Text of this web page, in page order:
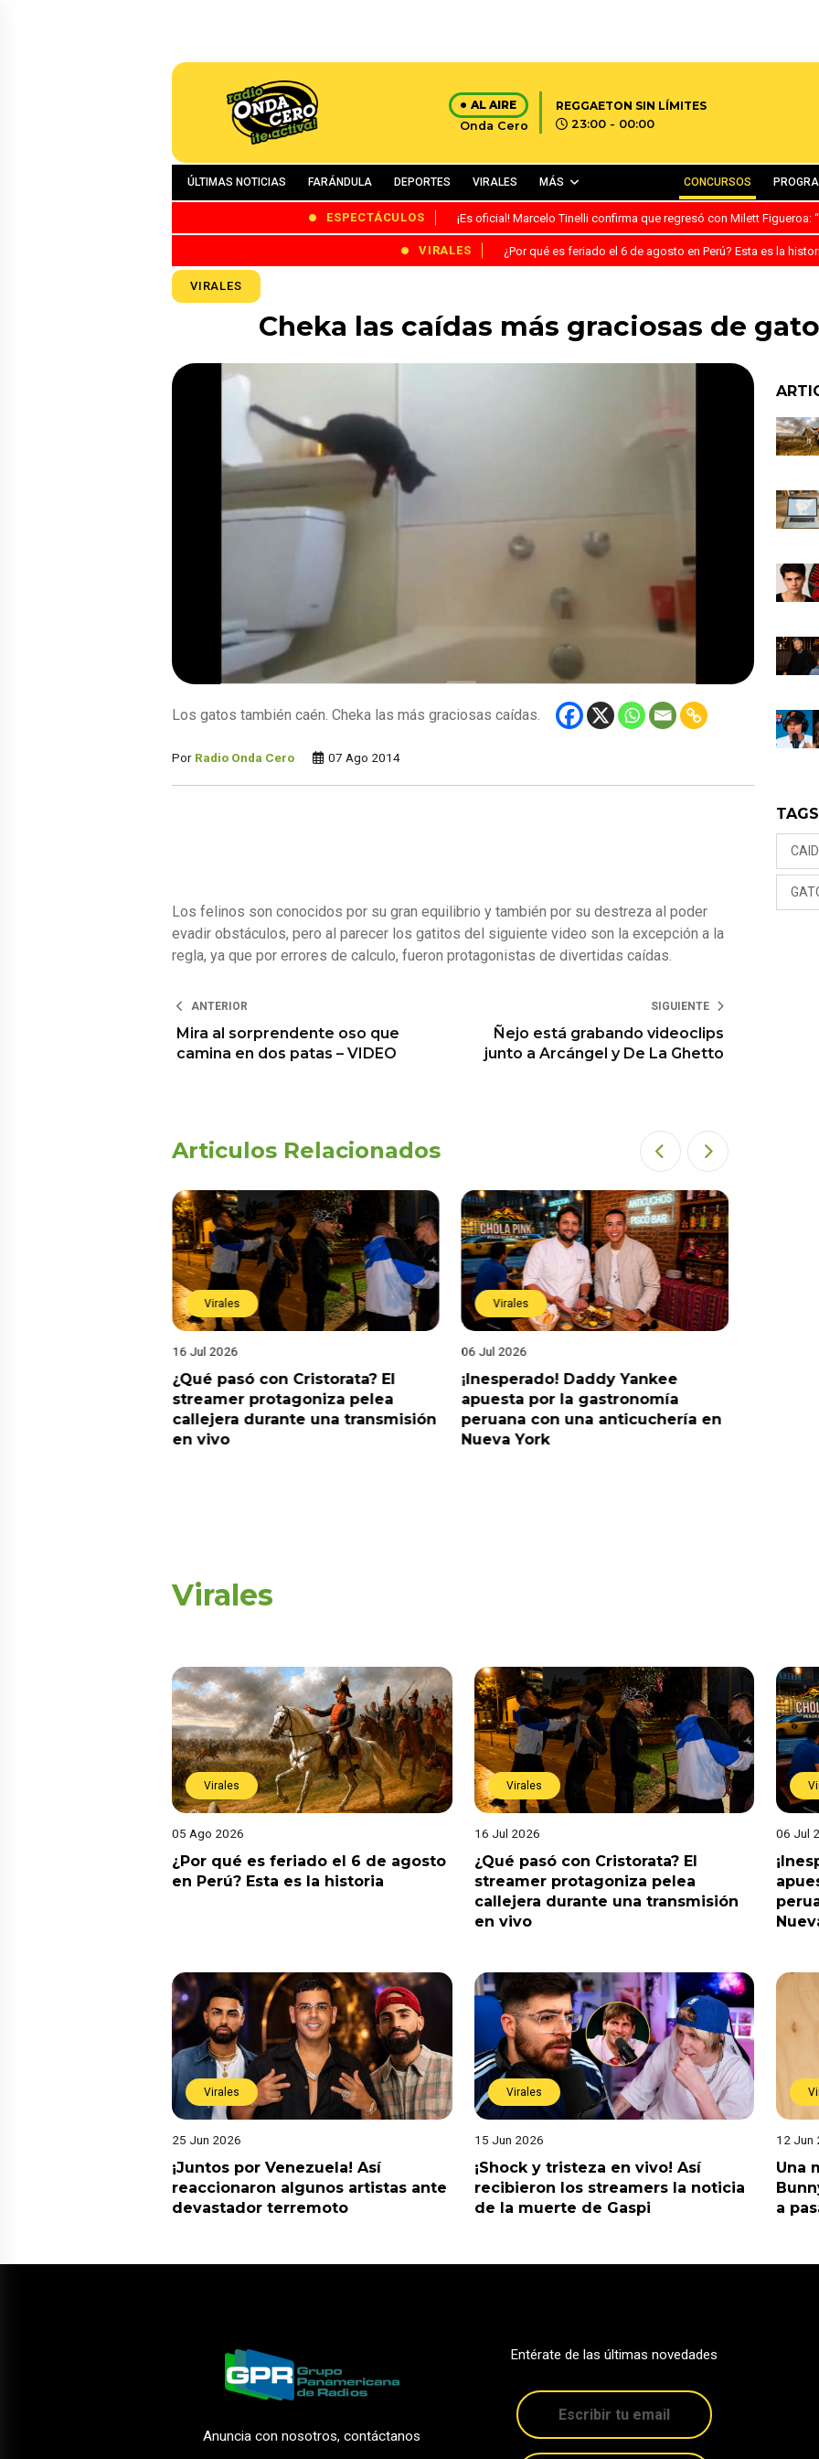
AL AIRE
Onda Cero
REGGAETON SIN LÍMITES
23:00 - 00:00
ÚLTIMAS NOTICIAS FARÁNDULA DEPORTES VIRALES MÁS CONCURSOS
ESPECTÁCULOS ¡Es oficial! Marcelo Tinelli confirma que regresó con Milett Figueroa:
VIRALES ¿Por qué es feriado el 6 de agosto en Perú? Esta es la
VIRALES
Cheka las caídas más graciosas de
Los gatos también caén. Cheka las más graciosas caídas.
Por Radio Onda Cero 07 Ago 2014
Los felinos son conocidos por su gran equilibrio y también por su destreza al poder
evadir obstáculos, pero al parecer los gatitos del siguiente video son la excepción a la
regla, ya que por errores de calculo, fueron protagonistas de divertidas caídas.
ANTERIOR
Mira al sorprendente oso que
camina en dos patas – VIDEO
SIGUIENTE
Ñejo está grabando videoclips
junto a Arcángel y De La Ghetto
Articulos Relacionados
Virales
16 Jul 2026
¿Qué pasó con Cristorata? El
streamer protagoniza pelea
callejera durante una transmisión
en vivo
Virales
06 Jul 2026
¡Inesperado! Daddy Yankee
apuesta por la gastronomía
peruana con una anticuchería en
Nueva York
TAGS
Virales
Virales
05 Ago 2026
¿Por qué es feriado el 6 de agosto
en Perú? Esta es la historia
Virales
16 Jul 2026
¿Qué pasó con Cristorata? El
streamer protagoniza pelea
callejera durante una transmisión
en vivo
06 Jul
Virales
25 Jun 2026
¡Juntos por Venezuela! Así
reaccionaron algunos artistas ante
devastador terremoto
Virales
15 Jun 2026
¡Shock y tristeza en vivo! Así
recibieron los streamers la noticia
de la muerte de Gaspi
12 Jun
Una
a
Anuncia con nosotros, contáctanos
Entérate de las últimas novedades